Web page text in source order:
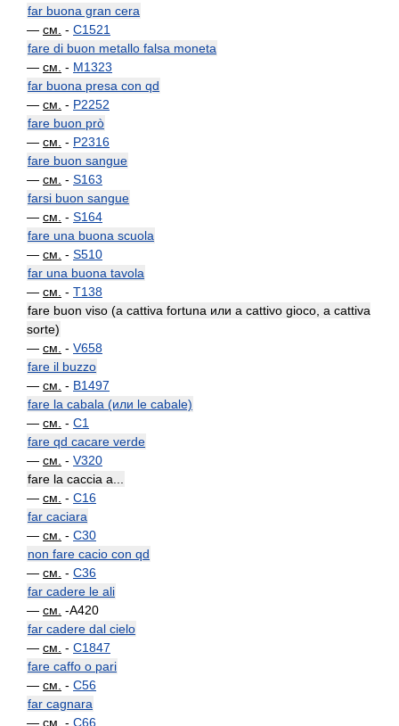
far buona gran cera
— см. - C1521
fare di buon metallo falsa moneta
— см. - M1323
far buona presa con qd
— см. - P2252
fare buon prò
— см. - P2316
fare buon sangue
— см. - S163
farsi buon sangue
— см. - S164
fare una buona scuola
— см. - S510
far una buona tavola
— см. - T138
fare buon viso (a cattiva fortuna или a cattivo gioco, a cattiva
sorte)
— см. - V658
fare il buzzo
— см. - B1497
fare la cabala (или le cabale)
— см. - C1
fare qd cacare verde
— см. - V320
fare la caccia a...
— см. - C16
far caciara
— см. - C30
non fare cacio con qd
— см. - C36
far cadere le ali
— см. -A420
far cadere dal cielo
— см. - C1847
fare caffo o pari
— см. - C56
far cagnara
— см. - C66